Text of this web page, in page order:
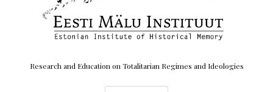
Research and Education on Totalitarian Regimes and Ideologies